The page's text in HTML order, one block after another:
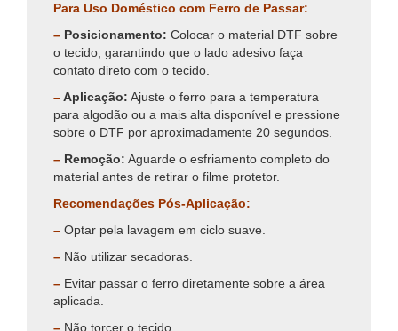
Para Uso Doméstico com Ferro de Passar:
– Posicionamento: Colocar o material DTF sobre
o tecido, garantindo que o lado adesivo faça
contato direto com o tecido.
–Aplicação: Ajuste o ferro para a temperatura
para algodão ou a mais alta disponível e pressione
sobre o DTF por aproximadamente 20 segundos.
– Remoção: Aguarde o esfriamento completo do
material antes de retirar o filme protetor.
Recomendações Pós-Aplicação:
– Optar pela lavagem em ciclo suave.
– Não utilizar secadoras.
– Evitar passar o ferro diretamente sobre a área
aplicada.
– Não torcer o tecido.